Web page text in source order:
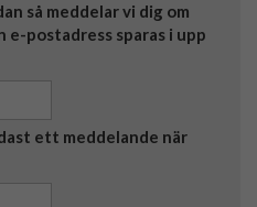
så meddelar vi dig om
postadress sparas i upp
ett meddelande när